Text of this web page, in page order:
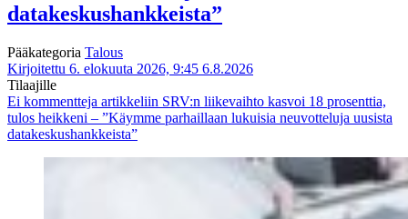
datakeskushankkeista”
Pääkategoria Talous
Kirjoitettu 6. elokuuta 2026, 9:45 6.8.2026
Tilaajille
Ei kommentteja artikkeliin SRV:n liikevaihto kasvoi 18 prosenttia,
tulos heikkeni – ”Käymme parhaillaan lukuisia neuvotteluja uusista
datakeskushankkeista”